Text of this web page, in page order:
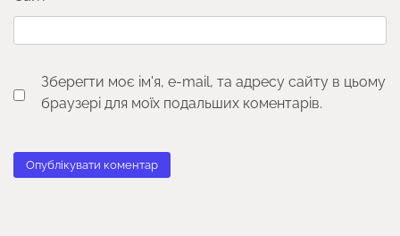
Зберегти моє ім'я, e-mail, та адресу сайту в цьому
браузері для моїх подальших коментарів.